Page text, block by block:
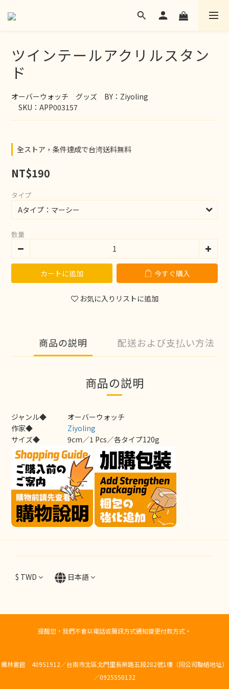
ツインテールアクリルスタン
ド
オーバーウォッチ　グッズ　BY：Ziyoling
SKU：APP003157
全ストア，条件達成で台湾送料無料
NT$190
タイプ
数量
カートに追加 今すぐ購入
お気に入りリストに追加
商品の説明 配送および支払い方法
商品の説明
ジャンル◆
オーバーウォッチ
作家◆
Ziyoling
サイズ◆
9cm／1 Pcs／各タイプ120g
$ TWD 日本語
提醒您，我們不會以電話或簡訊方式通知變更付款方式。
楓林書館 40951912／台南市北區北門里長榮路五段282號1樓（同公司聯絡地址）
／0925550132